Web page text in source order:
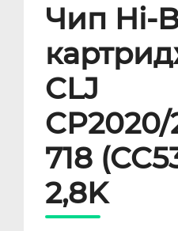
Чип Hi-
CLJ
718
2,8K